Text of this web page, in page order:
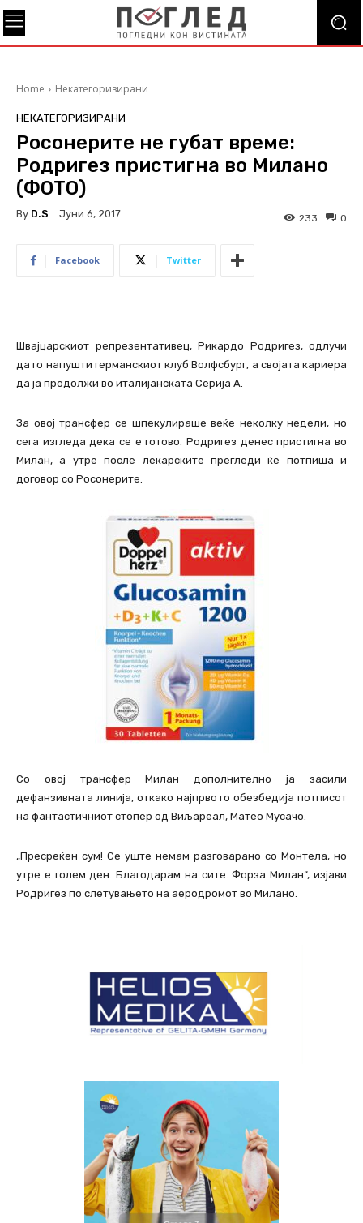
Home Некатегоризирани
НЕКАТЕГОРИЗИРАНИ
Росонерите не губат време:
Родригез пристигна во Милано
(ФОТО)
By D.S Јуни 6, 2017 0
233
Facebook Twitter
Швајцарскиот репрезентативец, Рикардо Родригез, одлучи
да го напушти германскиот клуб Волфсбург, а својата кариера
да ја продолжи во италијанската Серија А.
За овој трансфер се шпекулираше веќе неколку недели, но
сега изгледа дека се е готово. Родригез денес пристигна во
Милан, а утре после лекарските прегледи ќе потпиша и
договор со Росонерите.
Со овој трансфер Милан дополнително ја засили
дефанзивната линија, откако најпрво го обезбедија потписот
на фантастичниот стопер од Виљареал, Матео Мусачо.
„Пресреќен сум! Се уште немам разговарано со Монтела, но
утре е голем ден. Благодарам на сите. Форза Милан“, изјави
Родригез по слетувањето на аеродромот во Милано.